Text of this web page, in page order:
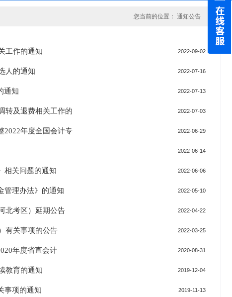
您当前的位置： 通知公告
工作的通知 2022-09-02
人的通知 2022-07-16
通知 2022-07-13
转及退费相关工作的 2022-07-03
2022年度全国会计专 2022-06-29
2022-06-14
相关问题的通知 2022-06-06
管理办法》的通知 2022-05-10
北考区）延期公告 2022-04-22
有关事项的公告 2022-03-25
年度省直会计 2020-08-31
教育的通知 2019-12-04
事项的通知 2019-11-13